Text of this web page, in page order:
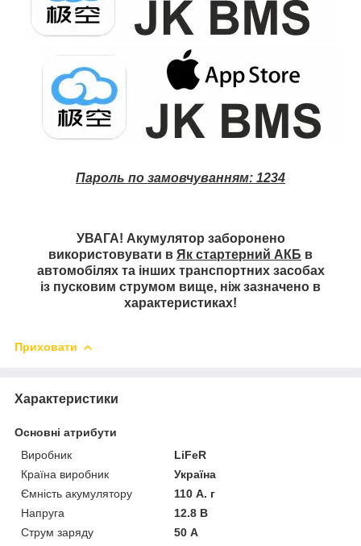
Пароль по замовчуванням: 1234
УВАГА! Акумулятор заборонено
використовувати в Як стартерний АКБ в
автомобілях та інших транспортних засобах
із пусковим струмом вище, ніж зазначено в
характеристиках!
Приховати
Характеристики
Основні атрибути
Виробник
LiFeR
Країна виробник
Україна
Ємність акумулятору
110 А. г
Напруга
12.8 В
Струм заряду
50 А